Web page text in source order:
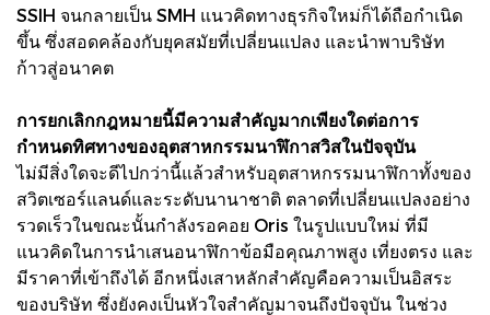
SSIH จนกลายเป็น SMH แนวคิดทางธุรกิจใหม่ก็ได้ถือกำเนิด
ขึ้น ซึ่งสอดคล้องกับยุคสมัยที่เปลี่ยนแปลง และนำพาบริษัท
ก้าวสู่อนาคต
การยกเลิกกฎหมายนี้มีความสำคัญมากเพียงใดต่อการ
กำหนดทิศทางของอุตสาหกรรมนาฬิกาสวิสในปัจจุบัน
ไม่มีสิ่งใดจะดีไปกว่านี้แล้วสำหรับอุตสาหกรรมนาฬิกาทั้งของ
สวิตเซอร์แลนด์และระดับนานาชาติ ตลาดที่เปลี่ยนแปลงอย่าง
รวดเร็วในขณะนั้นกำลังรอคอย Oris ในรูปแบบใหม่ ที่มี
แนวคิดในการนำเสนอนาฬิกาข้อมือคุณภาพสูง เที่ยงตรง และ
มีราคาที่เข้าถึงได้ อีกหนึ่งเสาหลักสำคัญคือความเป็นอิสระ
ของบริษัท ซึ่งยังคงเป็นหัวใจสำคัญมาจนถึงปัจจุบัน ในช่วง